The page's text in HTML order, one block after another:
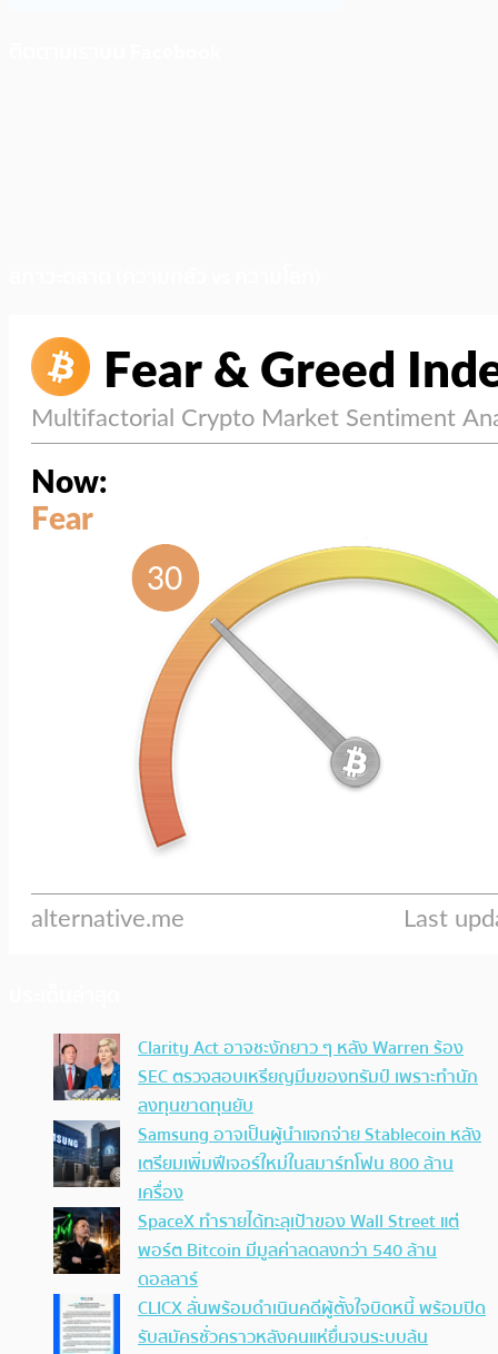
Clarity Act อาจชะงักยาว ๆ หลัง Warren ร้อง
SEC ตรวจสอบเหรียญมีมของทรัมป์ เพราะทำนัก
ลงทุนขาดทุนยับ
Samsung อาจเป็นผู้นำแจกจ่าย Stablecoin หลัง
เตรียมเพิ่มฟีเจอร์ใหม่ในสมาร์ทโฟน 800 ล้าน
เครื่อง
SpaceX ทำรายได้ทะลุเป้าของ Wall Street แต่
พอร์ต Bitcoin มีมูลค่าลดลงกว่า 540 ล้าน
ดอลลาร์
CLICX ลั่นพร้อมดำเนินคดีผู้ตั้งใจบิดหนี้ พร้อมปิด
รับสมัครชั่วคราวหลังคนแห่ยื่นจนระบบล้น